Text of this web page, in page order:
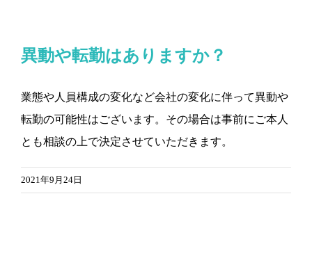
異動や転勤はありますか？
業態や人員構成の変化など会社の変化に伴って異動や
転勤の可能性はございます。その場合は事前にご本人
とも相談の上で決定させていただきます。
2021年9月24日